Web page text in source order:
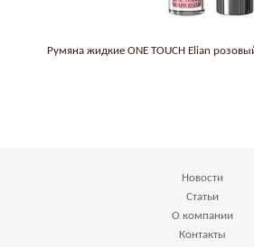
Румяна жидкие ONE TOUCH Elian
Новости
Статьи
О компании
Контакты